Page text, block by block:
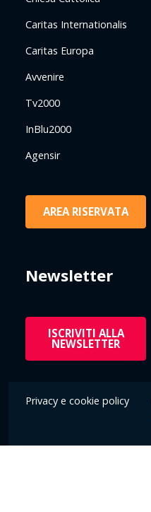
Caritas Internationalis
Caritas Europa
Avvenire
Tv2000
InBlu2000
Agensir
AREA RISERVATA
Newsletter
ISCRIVITI ALLA
NEWSLETTER
Privacy e cookie policy